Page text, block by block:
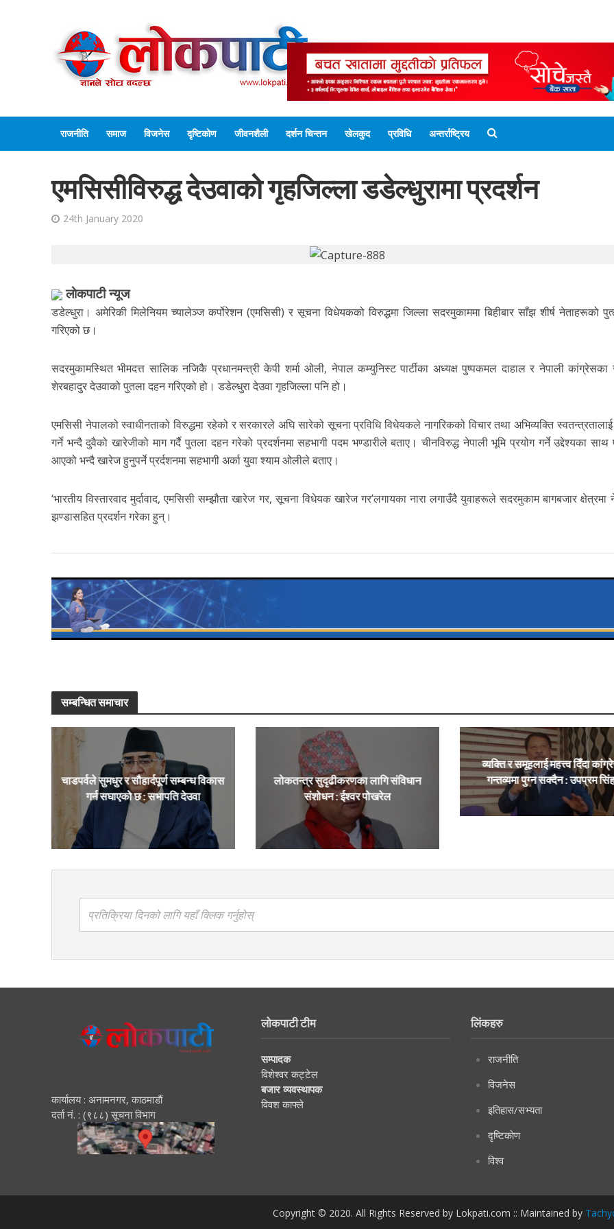
राजनीति समाज विजनेस दृष्टिकोण जीवनशैली दर्शन चिन्तन खेलकुद प्रविधि अन्तर्राष्ट्रिय
एमसिसीविरुद्ध देउवाको गृहजिल्ला डडेल्धुरामा प्रदर्शन
24th January 2020
लाेकपाटी न्यूज
डडेल्धुरा। अमेरिकी मिलेनियम च्यालेञ्ज कर्पोरेशन (एमसिसी) र सूचना विधेयकको विरुद्धमा जिल्ला सदरमुकाममा बिहीबार साँझ शीर्ष नेताहरूको
गरिएको छ।
सदरमुकामस्थित भीमदत्त सालिक नजिकै प्रधानमन्त्री केपी शर्मा ओली, नेपाल कम्युनिस्ट पार्टीका अध्यक्ष पुष्पकमल दाहाल र नेपाली कांग्रेसका
शेरबहादुर देउवाको पुतला दहन गरिएको हो। डडेल्धुरा देउवा गृहजिल्ला पनि हो।
एमसिसी नेपालको स्वाधीनताको विरुद्धमा रहेको र सरकारले अघि सारेको सूचना प्रविधि विधेयकले नागरिकको विचार तथा अभिव्यक्ति
गर्ने भन्दै दुवैको खारेजीको माग गर्दै पुतला दहन गरेको प्रदर्शनमा सहभागी पदम भण्डारीले बताए। चीनविरुद्ध नेपाली भूमि प्रयोग गर्ने उद्देश्यका साथ
आएको भन्दै खारेज हुनुपर्ने प्रर्दशनमा सहभागी अर्का युवा श्याम ओलीले बताए।
‘भारतीय विस्तारवाद मुर्दावाद, एमसिसी सम्झौता खारेज गर, सूचना विधेयक खारेज गर’लगायका नारा लगाउँदै युवाहरूले सदरमुकाम बागबजार क्षेत्रमा
झण्डासहित प्रदर्शन गरेका हुन्।
सम्बन्धित समाचार
चाडपर्वले सुमधुर र सौहार्दपूर्ण सम्बन्ध विकास
गर्न सघाएको छ : सभापति देउवा
लोकतन्त्र सुदृढीकरणका लागि संविधान
संशोधन : ईश्वर पोखरेल
व्यक्ति र समूहलाई महत्त्व दिँदा
गन्तव्यमा पुग्न सक्दैन : उपप्रम
प्रतिक्रिया दिनको लागि यहाँ क्लिक गर्नुहोस्
कार्यालय : अनामनगर, काठमाडाैं
दर्ता नं. : (९८८) सूचना विभाग
लोकपाटी टीम
सम्पादक
विशेश्वर कट्टेल
बजार व्यवस्थापक
विवश काफ्ले
लिंकहरु
राजनीति
विजनेस
इतिहास/सभ्यता
दृष्टिकोण
विश्व
Copyright © 2020. All Rights Reserved by Lokpati.com :: Maintained by